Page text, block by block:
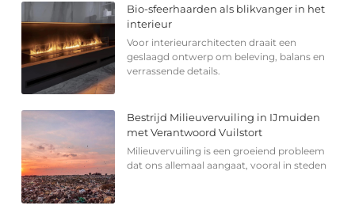
Bio-sfeerhaarden als blikvanger in het
interieur
Voor interieurarchitecten draait een
geslaagd ontwerp om beleving, balans en
verrassende details.
Bestrijd Milieuvervuiling in IJmuiden
met Verantwoord Vuilstort
Milieuvervuiling is een groeiend probleem
dat ons allemaal aangaat, vooral in steden